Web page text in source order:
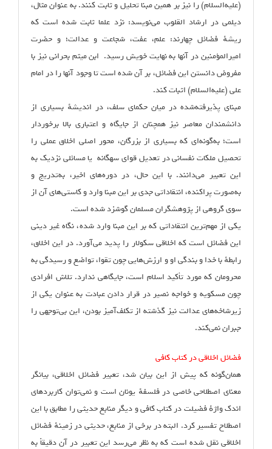
(علیه‌السلام) را نیز بر همین مبنا تحلیل و ثابت کنند. به عنوان مثال،
دیلمی در ارشاد القلوب می‌نویسد: نزد علما ثابت شده است که
ریشهٔ فضائل چهارند: علم، عفت، شجاعت و عدالت؛ و حضرت
امیرالمؤمنین در آنها به نهایت خویش رسید. ابن میثم بحرانی نیز با
مفروض دانستن این فضائل، بر آن شده است تا وجود آنها را در امام
علی (علیه‌السلام) اثبات کند.
مبنای پذیرفته‌شده در میان حکمای سلف، در اندیشهٔ بسیاری از
دانشمندان معاصر نیز همچنان از جایگاه و اعتباری بالا برخوردار
است؛ به‌گونه‌ای که بسیاری از بزرگان، محور اصلی اخلاق عملی را
تحصیل ملکات نفسانی در تعدیل قوای سه‏گانه یا مسائلی نزدیک به
این تعبیر می‌دانند. با این حال، در دوره‌های اخیر، به‌تدریج و
به‌صورت پراکنده، انتقاداتی جدی بر این مبنا وارد و کاستی‌های آن از
سوی گروهی از پژوهشگران مسلمان گوشزد شده است.
یکی از مهم‌ترین انتقاداتی که بر این مبنا وارد شده، نگاه غیر دینی
این فضائل است که اخلاقی سکولار را پدید می‌آورد. در این اخلاق،
رابطهٔ با خدا و بندگی او و ارزش‌هایی چون تقوا، تواضع و رسیدگی به
محرومان که مورد تأکید اسلام است، جایگاهی ندارد. تلاش افرادی
چون مسکویه و خواجه نصیر در قرار دادن عبادت به عنوان یکی از
زیرشاخه‌های عدالت نیز گذشته از تکلف‌آمیز بودن، این بی‌توجهی را
جبران نمی‌کند.
فضائل اخلاقی در کتاب کافی
همان‌گونه که پیش از این بیان شد، تعبیر فضائل اخلاقی، بیانگر
معنای اصطلاحی خاصی در فلسفهٔ یونان است و نمی‌توان کاربردهای
اندک واژهٔ فضیلت در کتاب کافی و دیگر منابع حدیثی را مطابق با این
اصطلاح تفسیر کرد. البته در برخی از منابع، حدیثی در زمینهٔ فضائل
اخلاقی نقل شده است که به نظر می‌رسد این تعبیر در آن دقیقاً به